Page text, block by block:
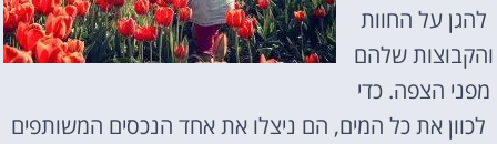
להגן על החוות
והקבוצות שלהם
מפני הצפה. כדי
לכוון את כל המים, הם ניצלו את אחד הנכסים המשותפים